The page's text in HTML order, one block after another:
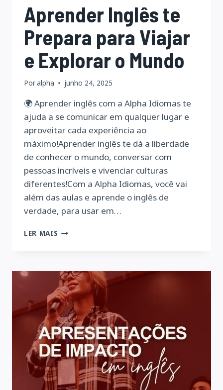
Aprender Inglês te
Prepara para Viajar
e Explorar o Mundo
Poralpha junho 24, 2025
🌍 Aprender inglês com a Alpha Idiomas te
ajuda a se comunicar em qualquer lugar e
aproveitar cada experiência ao
máximo!Aprender inglês te dá a liberdade
de conhecer o mundo, conversar com
pessoas incríveis e vivenciar culturas
diferentes!Com a Alpha Idiomas, você vai
além das aulas e aprende o inglês de
verdade, para usar em…
LER MAIS APRENDER
PARA
VIAJAR
E
EXPLORAR
O
MUNDO